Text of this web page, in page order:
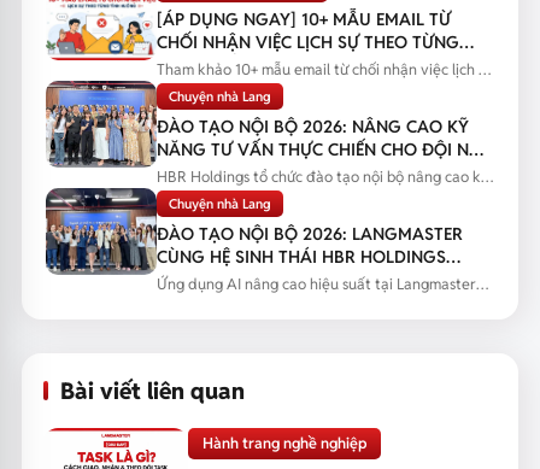
[ÁP DỤNG NGAY] 10+ MẪU EMAIL TỪ
CHỐI NHẬN VIỆC LỊCH SỰ THEO TỪNG
TÌNH HUỐNG
Tham khảo 10+ mẫu email từ chối nhận việc lịch sự
theo từng tình huống...
Chuyện nhà Lang
ĐÀO TẠO NỘI BỘ 2026: NÂNG CAO KỸ
NĂNG TƯ VẤN THỰC CHIẾN CHO ĐỘI NGŨ
SALES
HBR Holdings tổ chức đào tạo nội bộ nâng cao kỹ
năng tư vấn thực chiến...
Chuyện nhà Lang
ĐÀO TẠO NỘI BỘ 2026: LANGMASTER
CÙNG HỆ SINH THÁI HBR HOLDINGS
NÂNG CAO NĂNG LỰC ỨNG DỤNG AI
Ứng dụng AI nâng cao hiệu suất tại Langmaster
Bài viết liên quan
Hành trang nghề nghiệp